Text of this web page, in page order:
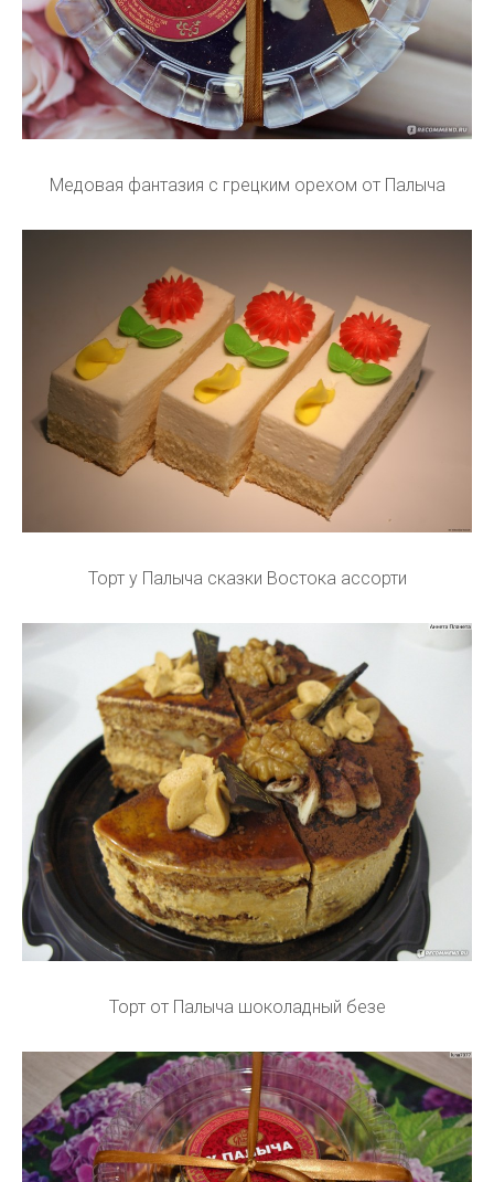
Медовая фантазия с грецким орехом от Палыча
Торт у Палыча сказки Востока ассорти
Торт от Палыча шоколадный безе